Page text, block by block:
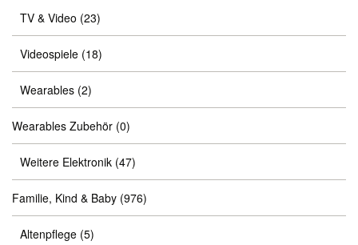
TV & Video (23)
Videospiele (18)
Wearables (2)
Wearables Zubehör (0)
Weitere Elektronik (47)
Familie, Kind & Baby (976)
Altenpflege (5)